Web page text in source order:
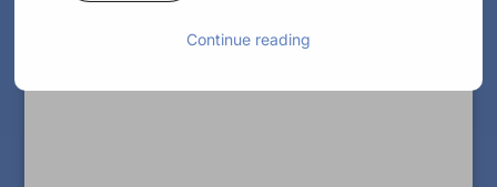
Continue reading